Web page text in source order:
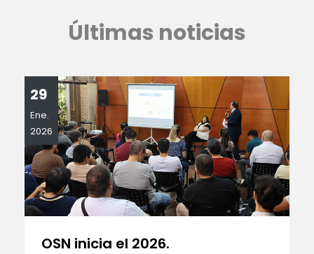
Últimas noticias
29
Ene.
2026
OSN inicia el 2026.